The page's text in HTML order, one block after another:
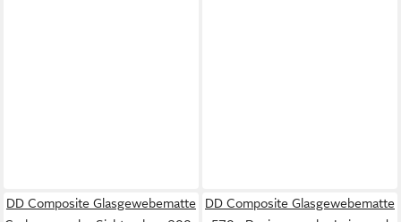
DD Composite Glasgewebematte
DD Composite Glasgewebematte